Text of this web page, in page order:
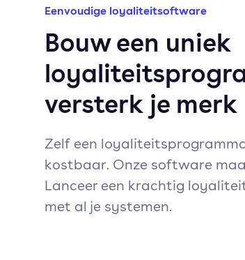
Eenvoudige loyaliteitsoftware
Bouw een uniek
versterk je merk
Zelf een
kostbaar. Onze software
Lanceer een krachtig
met al je systemen.